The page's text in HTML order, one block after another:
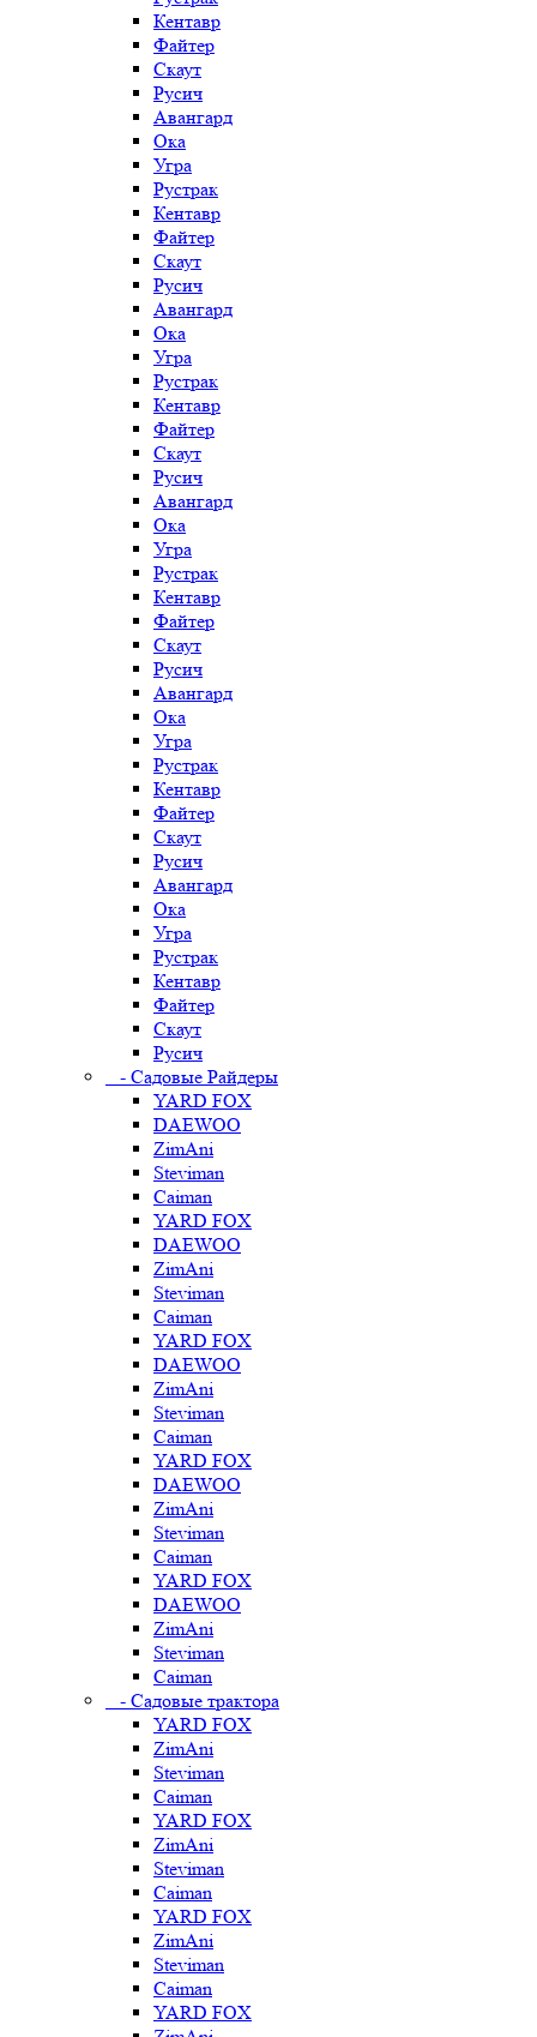
Кентавр
Файтер
Скаут
Русич
Авангард
Ока
Угра
Рустрак
Кентавр
Файтер
Скаут
Русич
Авангард
Ока
Угра
Рустрак
Кентавр
Файтер
Скаут
Русич
Авангард
Ока
Угра
Рустрак
Кентавр
Файтер
Скаут
Русич
Авангард
Ока
Угра
Рустрак
Кентавр
Файтер
Скаут
Русич
Авангард
Ока
Угра
Рустрак
Кентавр
Файтер
Скаут
Русич
- Садовые Райдеры
YARD FOX
DAEWOO
ZimAni
Steviman
Caiman
YARD FOX
DAEWOO
ZimAni
Steviman
Caiman
YARD FOX
DAEWOO
ZimAni
Steviman
Caiman
YARD FOX
DAEWOO
ZimAni
Steviman
Caiman
YARD FOX
DAEWOO
ZimAni
Steviman
Caiman
- Садовые трактора
YARD FOX
ZimAni
Steviman
Caiman
YARD FOX
ZimAni
Steviman
Caiman
YARD FOX
ZimAni
Steviman
Caiman
YARD FOX